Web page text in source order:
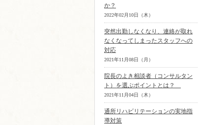
か？
2022年02月10日（木）
突然出勤しなくなり、連絡が取れ
なくなってしまったスタッフへの
対応
2021年11月08日（月）
院長のよき相談者（コンサルタン
ト）を選ぶポイントとは？
2021年11月04日（木）
通所リハビリテーションの実地指
導対策